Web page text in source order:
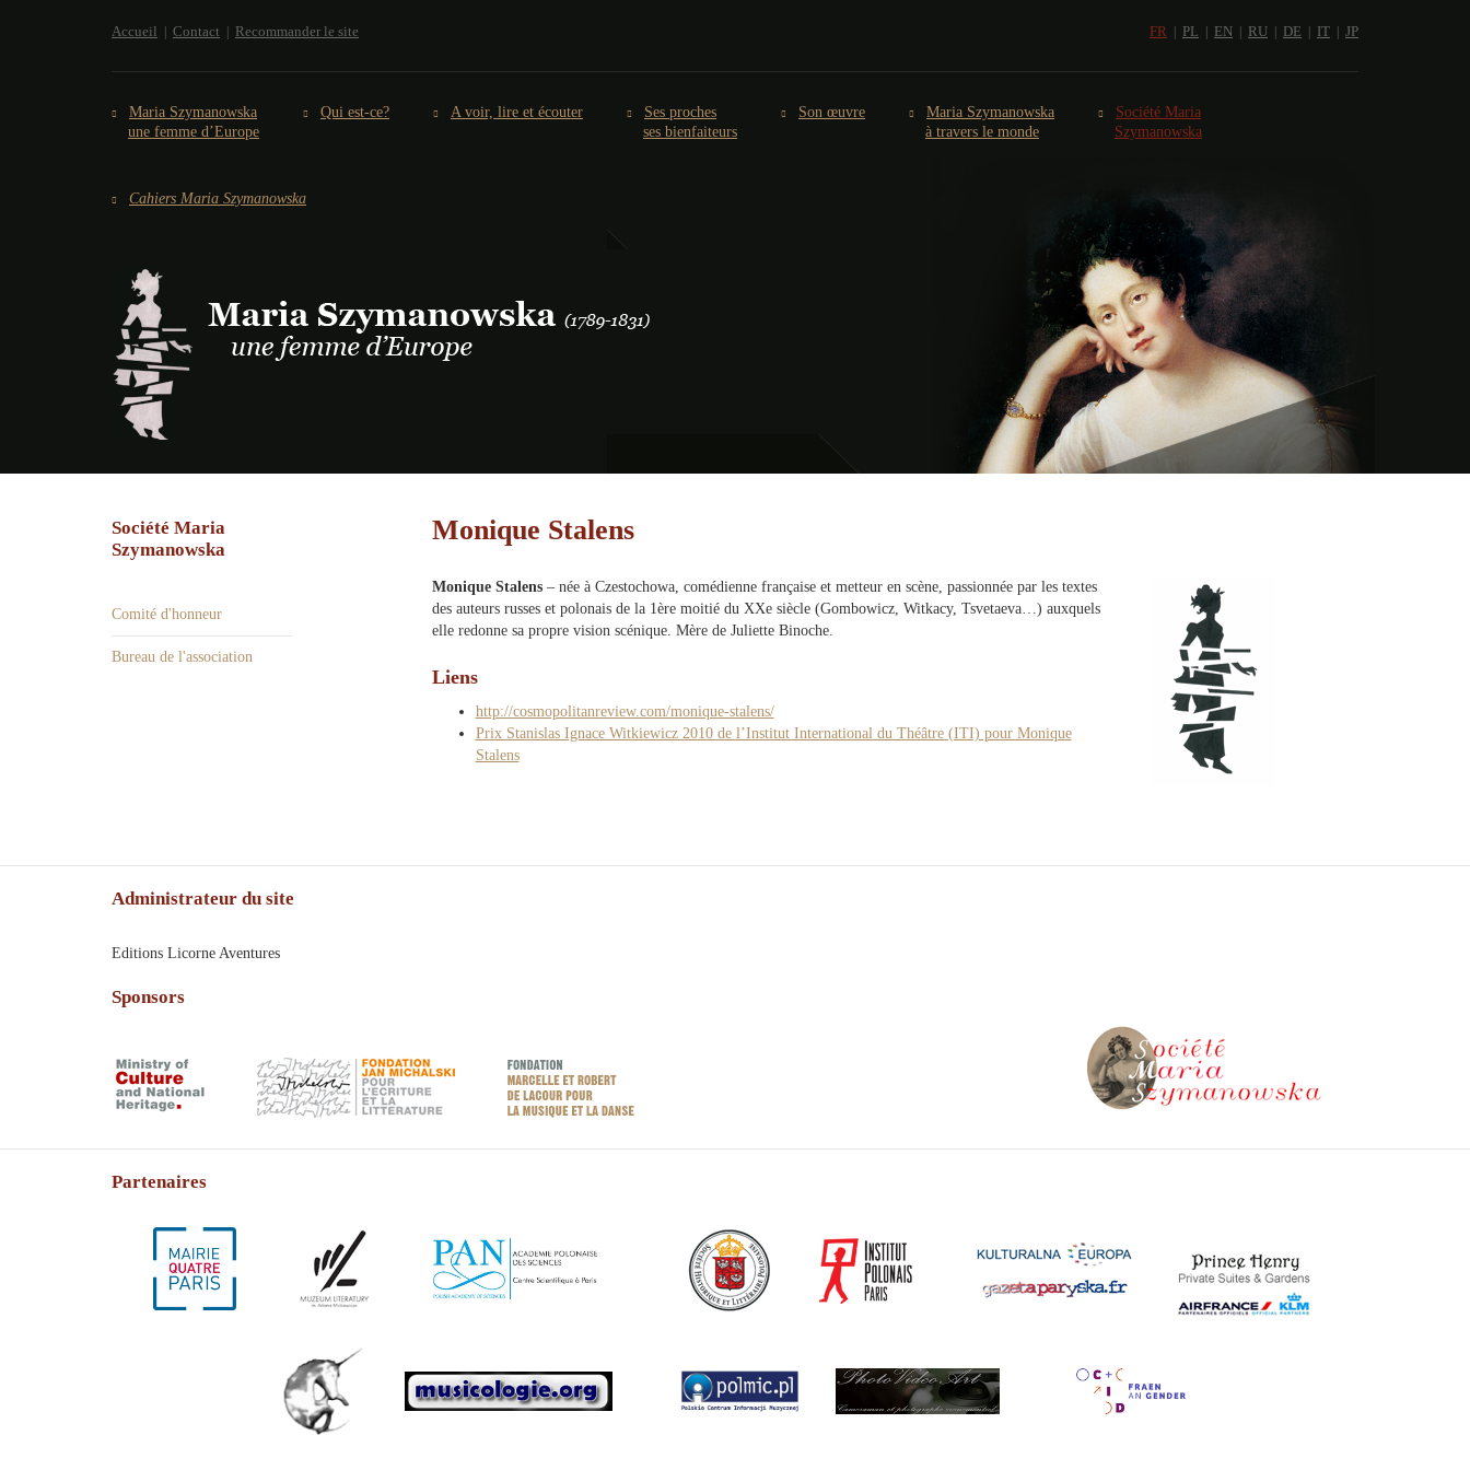
Accueil Contact Recommander le site FR PL EN RU DE IT JP
Maria Szymanowska
une femme d’Europe
Qui est-ce? A voir, lire et écouter
Ses proches
ses bienfaiteurs
Son œuvre
Maria Szymanowska
à travers le monde
Société Maria
Szymanowska
Cahiers Maria Szymanowska
Société Maria
Szymanowska
Comité d'honneur
Bureau de l'association
Monique Stalens
Monique Stalens– née à Czestochowa, comédienne française et metteur en scène, passionnée par les textes
des auteurs russes et polonais de la 1ère moitié du XXe siècle (Gombowicz, Witkacy, Tsvetaeva…) auxquels
elle redonne sa propre vision scénique. Mère de Juliette Binoche.
Liens
http://cosmopolitanreview.com/monique-stalens/
Prix Stanislas Ignace Witkiewicz 2010 de l’Institut International du Théâtre (ITI) pour Monique
Stalens
Administrateur du site
Editions Licorne Aventures
Sponsors
Partenaires